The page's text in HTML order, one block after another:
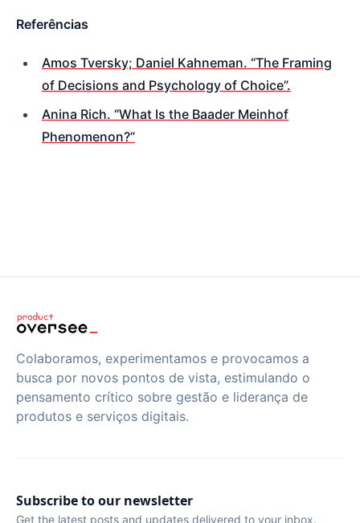
Referências
Amos Tversky; Daniel Kahneman. “The Framing
of Decisions and Psychology of Choice”.
Anina Rich. “What Is the Baader Meinhof
Phenomenon?”
Colaboramos, experimentamos e provocamos a
busca por novos pontos de vista, estimulando o
pensamento crítico sobre gestão e liderança de
produtos e serviços digitais.
Subscribe to our newsletter
Get the latest posts and updates delivered to your inbox.